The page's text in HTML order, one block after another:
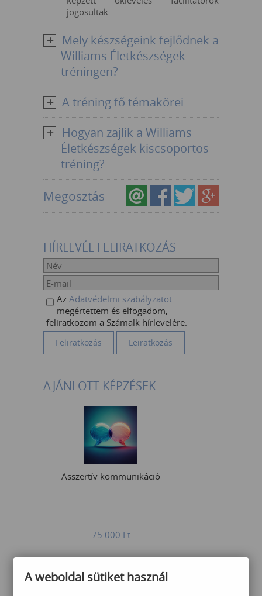
jogosultak.
Mely készségeink fejlődnek a
Williams Életkészségek
tréningen?
A tréning fő témakörei
Hogyan zajlik a Williams
Életkészségek kiscsoportos
tréning?
Megosztás
HÍRLEVÉL FELIRATKOZÁS
Az Adatvédelmi szabályzatot
megértettem és elfogadom,
feliratkozom a Számalk hírlevelére.
AJÁNLOTT KÉPZÉSEK
Asszertív kommunikáció
75 000 Ft
A weboldal sütiket használ